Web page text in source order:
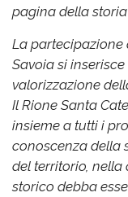
pagina della
La partecipazione
Savoia si
valorizzazione
Il Rione Santa
insieme a tutti i
conoscenza della
del territorio,
storico debba